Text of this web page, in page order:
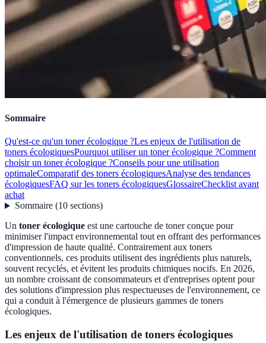
Sommaire
Qu'est-ce qu'un toner écologique ?Les enjeux de l'utilisation de
toners écologiquesPourquoi utiliser un toner écologique ?Comment
choisir un toner écologique ?Conseils pour une utilisation
optimaleComparatif des toners écologiquesAnalyse des tendances
écologiquesFAQ sur les toners écologiquesGlossaireChecklist avant
achat
Sommaire(10 sections)
Un toner écologique est une cartouche de toner conçue pour
minimiser l'impact environnemental tout en offrant des performances
d'impression de haute qualité. Contrairement aux toners
conventionnels, ces produits utilisent des ingrédients plus naturels,
souvent recyclés, et évitent les produits chimiques nocifs. En 2026,
un nombre croissant de consommateurs et d'entreprises optent pour
des solutions d'impression plus respectueuses de l'environnement, ce
qui a conduit à l'émergence de plusieurs gammes de toners
écologiques.
Les enjeux de l'utilisation de toners écologiques